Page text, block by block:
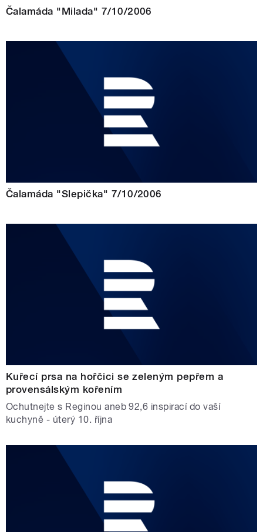
Čalamáda "Milada" 7/10/2006
Čalamáda "Slepička" 7/10/2006
Kuřecí prsa na hořčici se zeleným pepřem a
provensálským kořením
Ochutnejte s Reginou aneb 92,6 inspirací do vaší
kuchyně - úterý 10. října